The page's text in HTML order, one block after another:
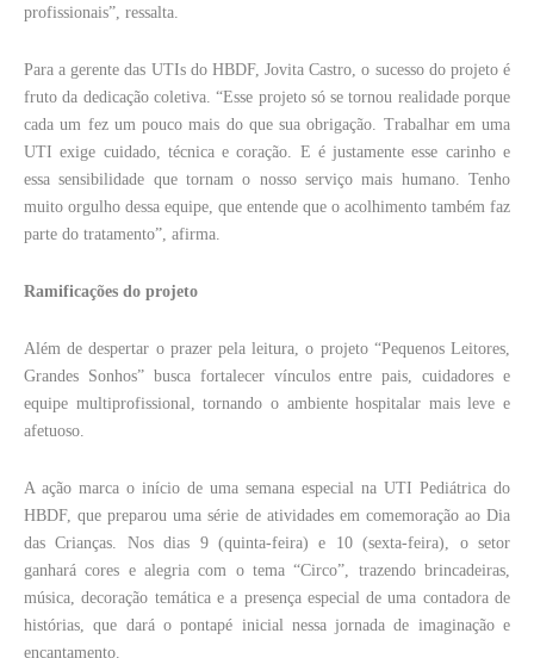
profissionais”, ressalta.
Para a gerente das UTIs do HBDF, Jovita Castro, o sucesso do projeto é
fruto da dedicação coletiva. “Esse projeto só se tornou realidade porque
cada um fez um pouco mais do que sua obrigação. Trabalhar em uma
UTI exige cuidado, técnica e coração. E é justamente esse carinho e
essa sensibilidade que tornam o nosso serviço mais humano. Tenho
muito orgulho dessa equipe, que entende que o acolhimento também faz
parte do tratamento”, afirma.
Ramificações do projeto
Além de despertar o prazer pela leitura, o projeto “Pequenos Leitores,
Grandes Sonhos” busca fortalecer vínculos entre pais, cuidadores e
equipe multiprofissional, tornando o ambiente hospitalar mais leve e
afetuoso.
A ação marca o início de uma semana especial na UTI Pediátrica do
HBDF, que preparou uma série de atividades em comemoração ao Dia
das Crianças. Nos dias 9 (quinta-feira) e 10 (sexta-feira), o setor
ganhará cores e alegria com o tema “Circo”, trazendo brincadeiras,
música, decoração temática e a presença especial de uma contadora de
histórias, que dará o pontapé inicial nessa jornada de imaginação e
encantamento.